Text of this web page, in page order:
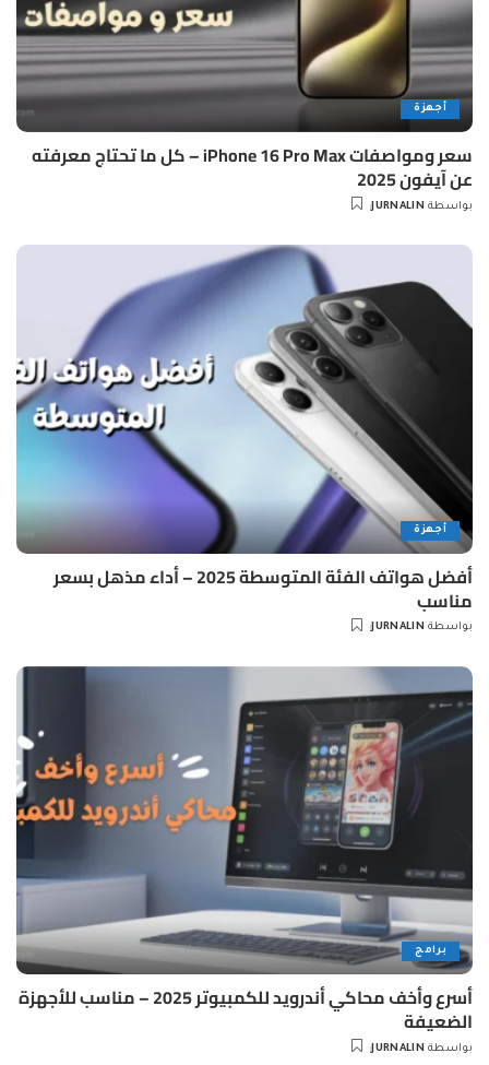
أجهزة
سعر ومواصفات iPhone 16 Pro Max – كل ما تحتاج معرفته
عن آيفون 2025
Posted
بواسطة JURNALIN
أجهزة
أفضل هواتف الفئة المتوسطة 2025 – أداء مذهل بسعر
مناسب
بواسطة JURNALIN
برامج
أسرع وأخف محاكي أندرويد للكمبيوتر 2025 – مناسب للأجهزة
الضعيفة
Posted
بواسطة JURNALIN